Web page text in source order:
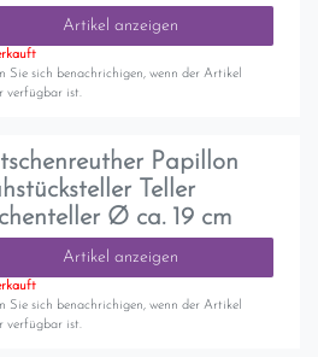
Artikel anzeigen
Sie sich benachrichigen, wenn der Artikel
verfügbar ist.
Papillon
Teller
Ø ca. 19 cm
Artikel anzeigen
Sie sich benachrichigen, wenn der Artikel
verfügbar ist.